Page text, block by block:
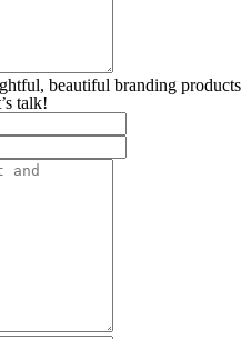
beautiful branding products
talk!